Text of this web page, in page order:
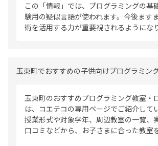
この「情報」では、プログラミングの基
験用の疑似言語が使われます。今後ます
術を活用する力が重要視されるようにな
玉東町でおすすめの子供向けプログラミン
玉東町のおすすめプログラミング教室・
は、コエテコの専用ページでご紹介して
授業形式や対象学年、周辺教室の一覧、
口コミなどから、お子さまに合った教室